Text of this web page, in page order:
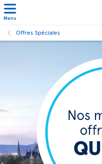
Menu
Offres Spéciales